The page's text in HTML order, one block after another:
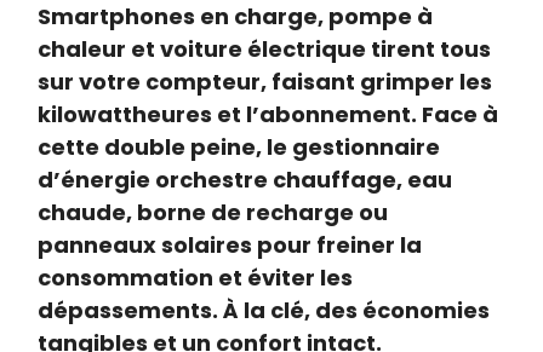
Smartphones en charge, pompe à
chaleur et voiture électrique tirent tous
sur votre compteur, faisant grimper les
kilowattheures et l’abonnement. Face à
cette double peine, le gestionnaire
d’énergie orchestre chauffage, eau
chaude, borne de recharge ou
panneaux solaires pour freiner la
consommation et éviter les
dépassements. À la clé, des économies
tangibles et un confort intact.